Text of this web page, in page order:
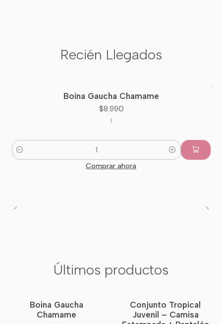
Recién Llegados
Boina Gaucha Chamame
$8.990
|
Cantidad
Comprar ahora
Últimos productos
NuevoBoina Gaucha
Chamame
Conjunto Tropical
Juvenil – Camisa